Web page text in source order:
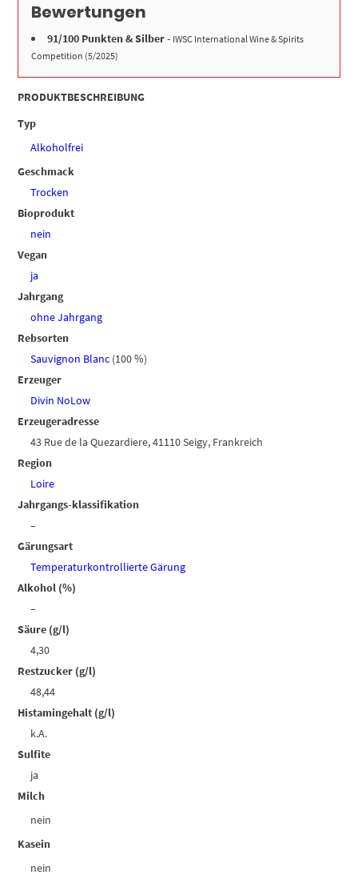
Bewertungen
91/100 Punkten & Silber- IWSC International Wine & Spirits
Competition (5/2025)
PRODUKTBESCHREIBUNG
Typ
Alkoholfrei
Geschmack
Trocken
Bioprodukt
nein
Vegan
ja
Jahrgang
ohne Jahrgang
Rebsorten
Sauvignon Blanc (100 %)
Erzeuger
Divin NoLow
Erzeugeradresse
43 Rue de la Quezardiere, 41110 Seigy, Frankreich
Region
Loire
Jahrgangs-klassifikation
–
Gärungsart
Temperaturkontrollierte Gärung
Alkohol (%)
–
Säure (g/l)
4,30
Restzucker (g/l)
48,44
Histamingehalt (g/l)
k.A.
Sulfite
ja
Milch
nein
Kasein
nein